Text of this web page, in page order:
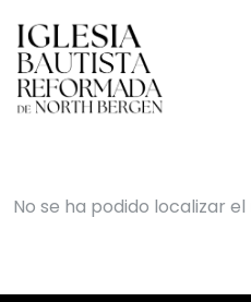
No se ha podido localizar